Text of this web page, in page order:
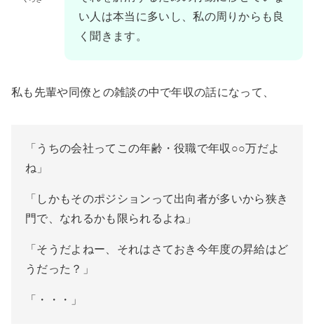
い人は本当に多いし、私の周りからも良
く聞きます。
私も先輩や同僚との雑談の中で年収の話になって、
「うちの会社ってこの年齢・役職で年収○○万だよ
ね」
「しかもそのポジションって出向者が多いから狭き
門で、なれるかも限られるよね」
「そうだよねー、それはさておき今年度の昇給はど
うだった？」
「・・・」